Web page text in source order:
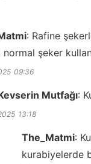
: Rafine
şeker
09:36
Mutfağı:
13:18
The_Matmi:
kurabiyelerde